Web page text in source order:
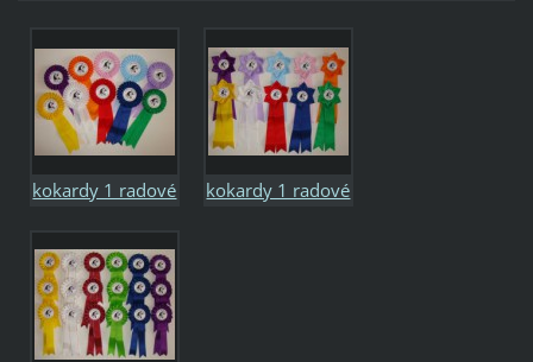
kokardy 1 radové
kokardy 1 radové